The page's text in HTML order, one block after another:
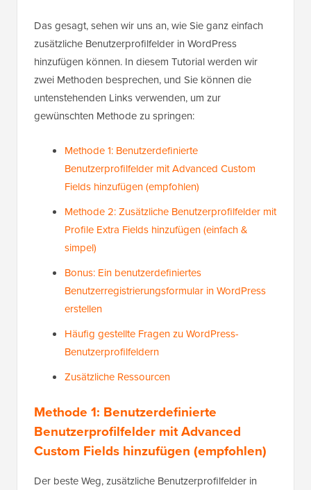
Das gesagt, sehen wir uns an, wie Sie ganz einfach
zusätzliche Benutzerprofilfelder in WordPress
hinzufügen können. In diesem Tutorial werden wir
zwei Methoden besprechen, und Sie können die
untenstehenden Links verwenden, um zur
gewünschten Methode zu springen:
Methode 1: Benutzerdefinierte
Benutzerprofilfelder mit Advanced Custom
Fields hinzufügen (empfohlen)
Methode 2: Zusätzliche Benutzerprofilfelder mit
Profile Extra Fields hinzufügen (einfach &
simpel)
Bonus: Ein benutzerdefiniertes
Benutzerregistrierungsformular in WordPress
erstellen
Häufig gestellte Fragen zu WordPress-
Benutzerprofilfeldern
Zusätzliche Ressourcen
Methode 1: Benutzerdefinierte
Benutzerprofilfelder mit Advanced
Custom Fields hinzufügen (empfohlen)
Der beste Weg, zusätzliche Benutzerprofilfelder in